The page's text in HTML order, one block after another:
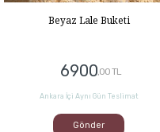
Beyaz Lale Buketi
6900,00 TL
Ankara İçi Aynı Gün Teslimat
Gönder